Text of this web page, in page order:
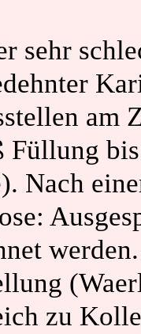
sehr
am
Füllung
Nach
zu